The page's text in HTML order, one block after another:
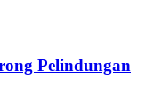
Pelindungan